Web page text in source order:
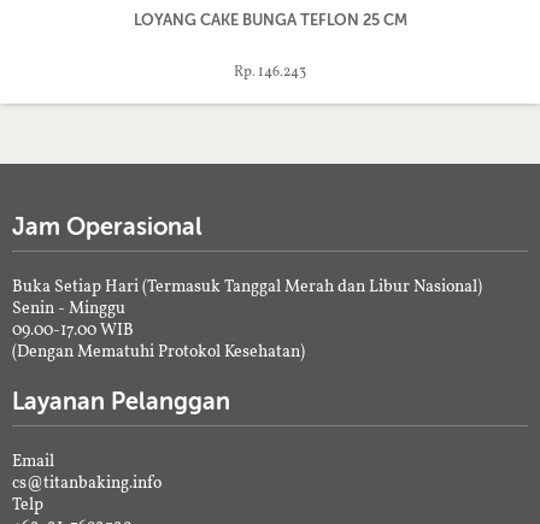
LOYANG CAKE BUNGA TEFLON 25 CM
Rp. 146.243
Jam Operasional
Buka Setiap Hari (Termasuk Tanggal Merah dan Libur Nasional)
Senin - Minggu
09.00-17.00 WIB
(Dengan Mematuhi Protokol Kesehatan)
Layanan Pelanggan
Email
cs@titanbaking.info
Telp